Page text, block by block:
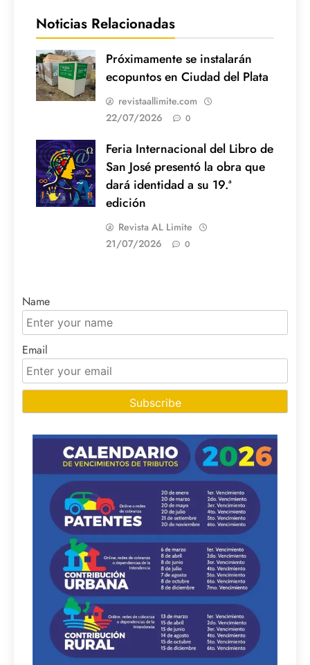
Noticias Relacionadas
Próximamente se instalarán
ecopuntos en Ciudad del Plata
revistaallimite.com
22/07/2026
0
Feria Internacional del Libro de
San José presentó la obra que
dará identidad a su 19.ª
edición
Revista AL Limite
21/07/2026
0
Name
Email